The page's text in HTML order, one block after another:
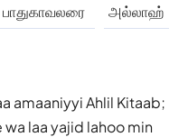
அல்லாஹ்
பாதுகாவலரை
amaaniyyi Ahlil Kitaab;
laa yajid lahoo min